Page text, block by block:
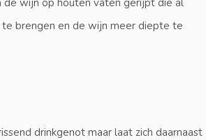
brengen en de wijn meer diepte te
drinkgenot maar laat zich daarnaast